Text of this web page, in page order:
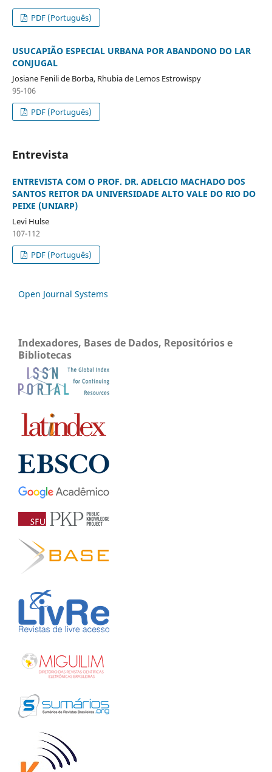
PDF (Português)
USUCAPIÃO ESPECIAL URBANA POR ABANDONO DO LAR
CONJUGAL
Josiane Fenili de Borba, Rhubia de Lemos Estrowispy
95-106
PDF (Português)
Entrevista
ENTREVISTA COM O PROF. DR. ADELCIO MACHADO DOS
SANTOS REITOR DA UNIVERSIDADE ALTO VALE DO RIO DO
PEIXE (UNIARP)
Levi Hulse
107-112
PDF (Português)
Open Journal Systems
Indexadores, Bases de Dados, Repositórios e
Bibliotecas